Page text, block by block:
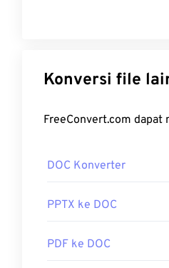
DOC Konverter
PPTX ke DOC
PDF ke DOC